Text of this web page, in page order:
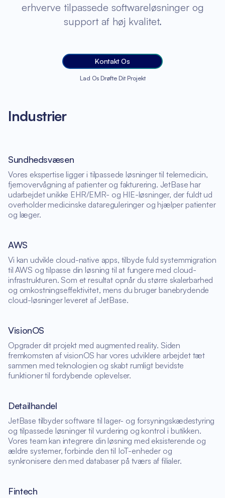
erhverve tilpassede softwareløsninger og
support af høj kvalitet.
Kontakt Os
Lad Os Drøfte Dit Projekt
Industrier
Sundhedsvæsen
Vores ekspertise ligger i tilpassede løsninger til telemedicin,
fjernovervågning af patienter og fakturering. JetBase har
udarbejdet unikke EHR/EMR- og HIE-løsninger, der fuldt ud
overholder medicinske datareguleringer og hjælper patienter
og læger.
AWS
Vi kan udvikle cloud-native apps, tilbyde fuld systemmigration
til AWS og tilpasse din løsning til at fungere med cloud-
infrastrukturen. Som et resultat opnår du større skalerbarhed
og omkostningseffektivitet, mens du bruger banebrydende
cloud-løsninger leveret af JetBase.
VisionOS
Opgrader dit projekt med augmented reality. Siden
fremkomsten af visionOS har vores udviklere arbejdet tæt
sammen med teknologien og skabt rumligt bevidste
funktioner til fordybende oplevelser.
Detailhandel
JetBase tilbyder software til lager- og forsyningskæde­styring
og tilpassede løsninger til vurdering og kontrol i butikken.
Vores team kan integrere din løsning med eksisterende og
ældre systemer, forbinde den til IoT-enheder og
synkronisere den med databaser på tværs af filialer.
Fintech